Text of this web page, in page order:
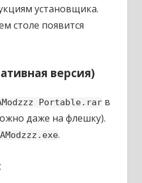
установщика.
столе появится
версия)
Portable.rarв
даже на флешку).
.